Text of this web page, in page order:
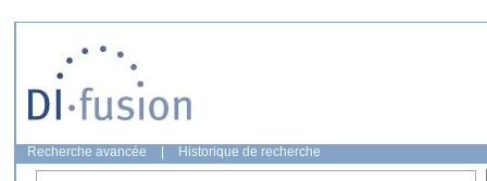
Recherche avancée Historique de recherche